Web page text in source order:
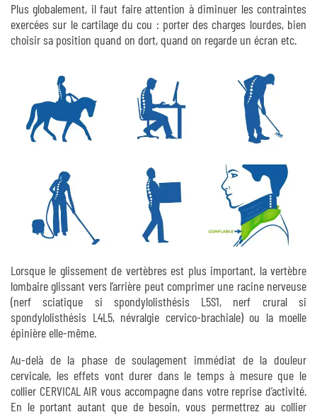
Plus globalement, il faut faire attention à diminuer les contraintes
exercées sur le cartilage du cou : porter des charges lourdes, bien
choisir sa position quand on dort, quand on regarde un écran etc.
Lorsque le glissement de vertèbres est plus important, la vertèbre
lombaire glissant vers l’arrière peut comprimer une racine nerveuse
(nerf sciatique si spondylolisthésis L5S1, nerf crural si
spondylolisthésis L4L5, névralgie cervico-brachiale) ou la moelle
épinière elle-même.
Au-delà de la phase de soulagement immédiat de la douleur
cervicale, les effets vont durer dans le temps à mesure que le
collier CERVICAL AIR vous accompagne dans votre reprise d’activité.
En le portant autant que de besoin, vous permettrez au collier